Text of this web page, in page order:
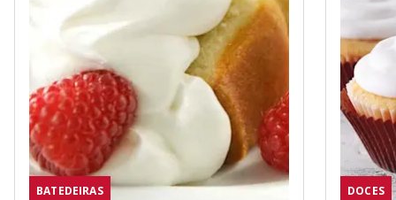
BATEDEIRAS DOCES